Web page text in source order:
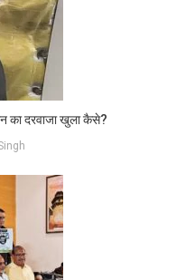
का दरवाजा खुला कैसे?